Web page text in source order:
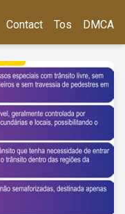
Contact Tos DMCA